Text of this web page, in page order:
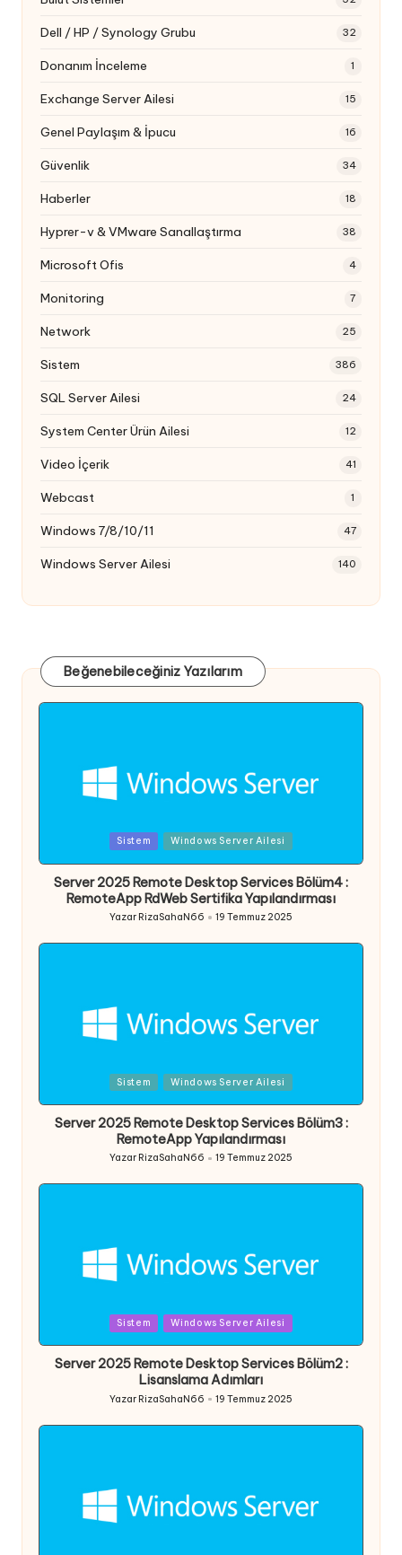
Dell / HP / Synology Grubu 32
Donanım İnceleme 1
Exchange Server Ailesi 15
Genel Paylaşım & İpucu 16
Güvenlik 34
Haberler 18
Hyprer-v & VMware Sanallaştırma 38
Microsoft Ofis 4
Monitoring 7
Network 25
Sistem 386
SQL Server Ailesi 24
System Center Ürün Ailesi 12
Video İçerik 41
Webcast 1
Windows 7/8/10/11 47
Windows Server Ailesi 140
Beğenebileceğiniz Yazılarım
Sistem Windows Server Ailesi
Server 2025 Remote Desktop Services Bölüm4 :
RemoteApp RdWeb Sertifika Yapılandırması
Posted
by
Yazar RizaSahaN66 19 Temmuz 2025
Sistem Windows Server Ailesi
Server 2025 Remote Desktop Services Bölüm3 :
RemoteApp Yapılandırması
by
Yazar RizaSahaN66 19 Temmuz 2025
Sistem Windows Server Ailesi
Server 2025 Remote Desktop Services Bölüm2 :
Lisanslama Adımları
Posted
Yazar RizaSahaN66 19 Temmuz 2025